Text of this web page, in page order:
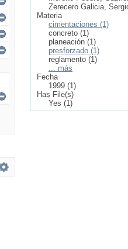
Zerecero Galicia,
Materia
cimentaciones (1)
concreto (1)
planeación (1)
presforzado (1)
reglamento (1)
... más
Fecha
1999 (1)
Has File(s)
Yes (1)